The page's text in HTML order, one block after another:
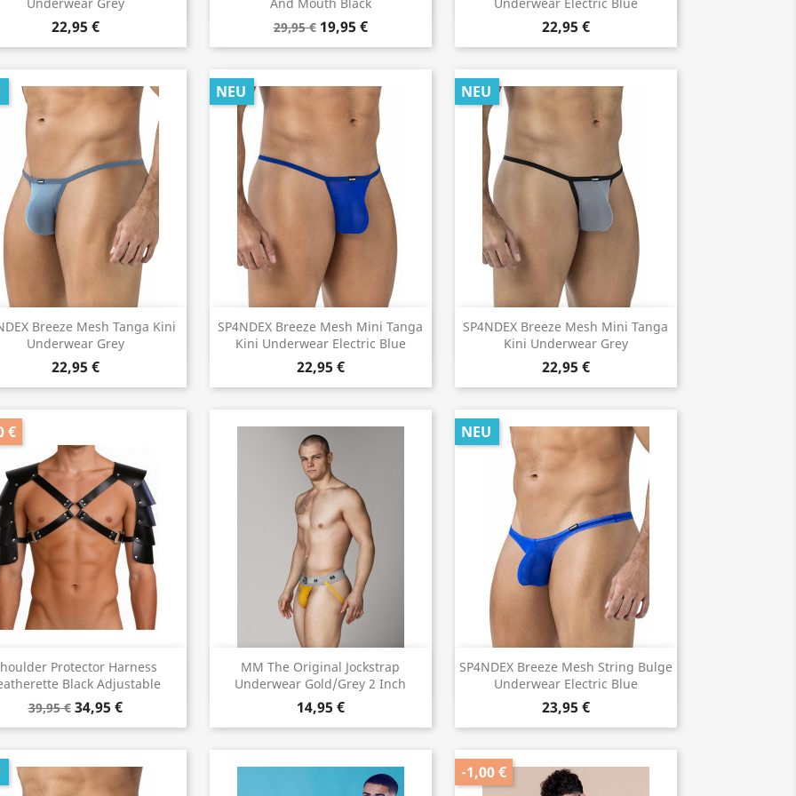
22,95 €
29,95 € 19,95 € 22,95 €
Breeze Mesh Tanga Kini
Underwear Grey
22,95 €
Vorschau
SP4NDEX Breeze Mesh Mini Tanga
Kini Underwear Electric Blue
22,95 €
NEU
Vorschau
SP4NDEX Breeze Mesh Mini Tanga
Kini Underwear Grey
22,95 €
NEU
Vorschau
Protector Harness
Black Adjustable
39,95 € 34,95 €
€
Vorschau
MM The Original Jockstrap
Underwear Gold/Grey 2 Inch
14,95 €
Vorschau
SP4NDEX Breeze Mesh String Bulge
Underwear Electric Blue
23,95 €
NEU
Vorschau
-1,00 €